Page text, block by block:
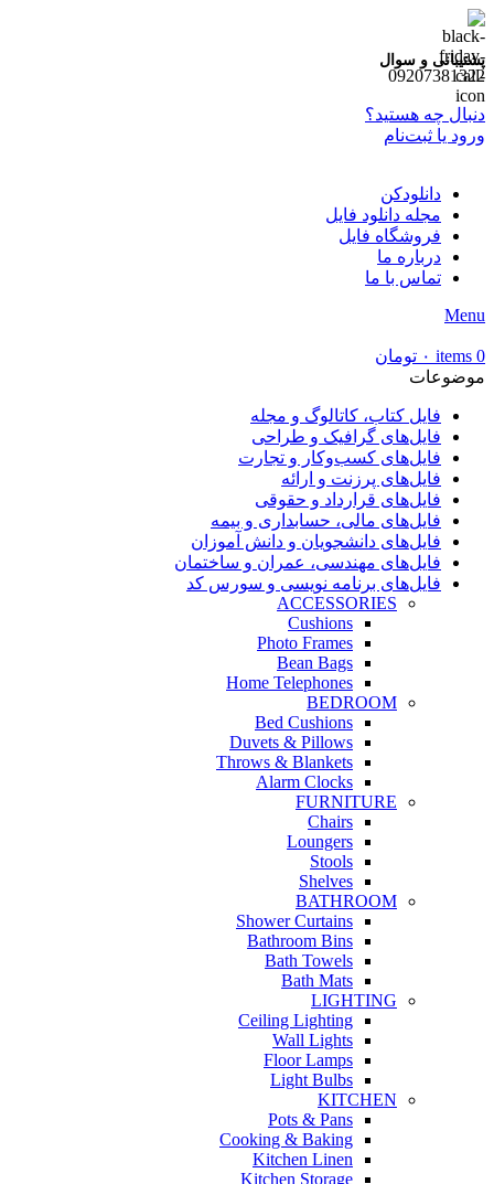
پشتیبانی و سوال
09207381322
دنبال چه هستید؟
ورود یا ثبت‌نام
دانلودکن
مجله دانلود فایل
فروشگاه فایل
درباره ما
تماس با ما
Menu
0
items ۰ تومان
موضوعات
فایل کتاب، کاتالوگ و مجله
فایل‌های گرافیک و طراحی
فایل‌های کسب‌وکار و تجارت
فایل‌های پرزنت و ارائه
فایل‌های قرارداد و حقوقی
فایل‌های مالی، حسابداری و بیمه
فایل‌های دانشجویان و دانش آموزان
فایل‌های مهندسی، عمران و ساختمان
فایل‌های برنامه نویسی و سورس کد
ACCESSORIES
Cushions
Photo Frames
Bean Bags
Home Telephones
BEDROOM
Bed Cushions
Duvets & Pillows
Throws & Blankets
Alarm Clocks
FURNITURE
Chairs
Loungers
Stools
Shelves
BATHROOM
Shower Curtains
Bathroom Bins
Bath Towels
Bath Mats
LIGHTING
Ceiling Lighting
Wall Lights
Floor Lamps
Light Bulbs
KITCHEN
Pots & Pans
Cooking & Baking
Kitchen Linen
Kitchen Storage